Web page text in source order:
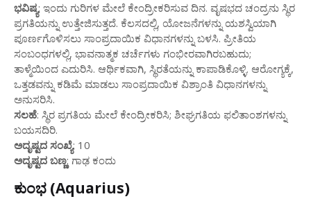
ಭವಿಷ್ಯ: ಇಂದು ಗುರಿಗಳ ಮೇಲೆ ಕೇಂದ್ರೀಕರಿಸುವ ದಿನ. ವೃಷಭದ ಚಂದ್ರನು ಸ್ಥಿರ
ಪ್ರಗತಿಯನ್ನು ಉತ್ತೇಜಿಸುತ್ತದೆ. ಕೆಲಸದಲ್ಲಿ, ಯೋಜನೆಗಳನ್ನು ಯಶಸ್ವಿಯಾಗಿ
ಪೂರ್ಣಗೊಳಿಸಲು ಸಾಂಪ್ರದಾಯಿಕ ವಿಧಾನಗಳನ್ನು ಬಳಸಿ. ಪ್ರೀತಿಯ
ಸಂಬಂಧಗಳಲ್ಲಿ, ಭಾವನಾತ್ಮಕ ಚರ್ಚೆಗಳು ಗಂಭೀರವಾಗಿರಬಹುದು;
ತಾಳ್ಮೆಯಿಂದ ಎದುರಿಸಿ. ಆರ್ಥಿಕವಾಗಿ, ಸ್ಥಿರತೆಯನ್ನು ಕಾಪಾಡಿಕೊಳ್ಳಿ. ಆರೋಗ್ಯಕ್ಕೆ,
ಒತ್ತಡವನ್ನು ಕಡಿಮೆ ಮಾಡಲು ಸಾಂಪ್ರದಾಯಿಕ ವಿಶ್ರಾಂತಿ ವಿಧಾನಗಳನ್ನು
ಅನುಸರಿಸಿ.
ಸಲಹೆ: ಸ್ಥಿರ ಪ್ರಗತಿಯ ಮೇಲೆ ಕೇಂದ್ರೀಕರಿಸಿ; ಶೀಘ್ರಗತಿಯ ಫಲಿತಾಂಶಗಳನ್ನು
ಬಯಸದಿರಿ.
ಅದೃಷ್ಟದ ಸಂಖ್ಯೆ: 10
ಅದೃಷ್ಟದ ಬಣ್ಣ: ಗಾಢ ಕಂದು
ಕುಂಭ (Aquarius)